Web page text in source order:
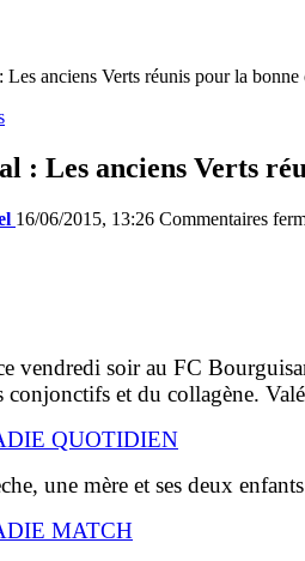
anciens Verts réunis pour la bonne
: Les anciens Verts
16/06/2015, 13:26 Commentaires
vendredi soir au FC
conjonctifs et du collagène.
QUOTIDIEN
une mère et ses deux
MATCH